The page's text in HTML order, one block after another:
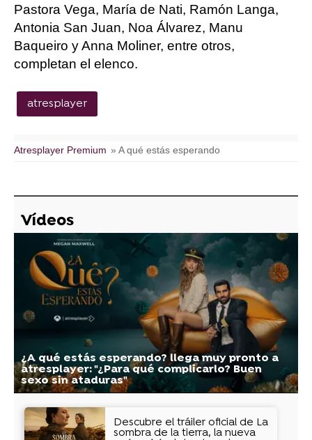
Pastora Vega, María de Nati, Ramón Langa,
Antonia San Juan, Noa Álvarez, Manu
Baqueiro y Anna Moliner, entre otros,
completan el elenco.
atresplayer
Atresplayer Premium » A qué estás esperando
Vídeos
¿A qué estás esperando? llega muy pronto a
atresplayer: "¿Para qué complicarlo? Buen
sexo sin ataduras"
Descubre el tráiler oficial de La
sombra de la tierra, la nueva